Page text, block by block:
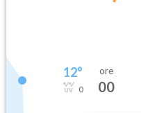
12°
0
ore
00